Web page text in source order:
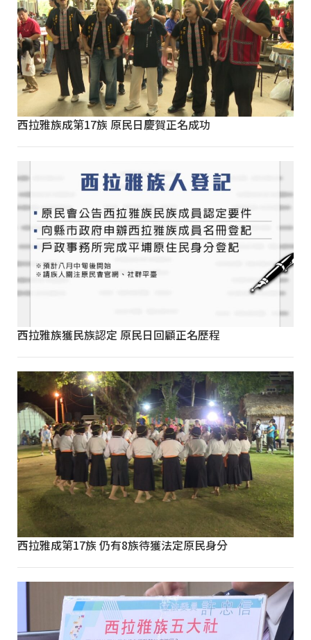
西拉雅族成第17族 原民日慶賀正名成功
西拉雅族獲民族認定 原民日回顧正名歷程
西拉雅成第17族 仍有8族待獲法定原民身分